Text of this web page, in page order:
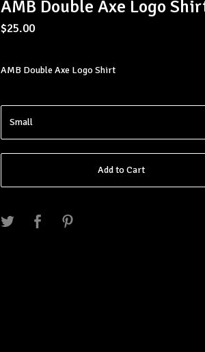
AMB Double Axe Logo
$25.00
AMB Double Axe Logo Shirt
Add to Cart